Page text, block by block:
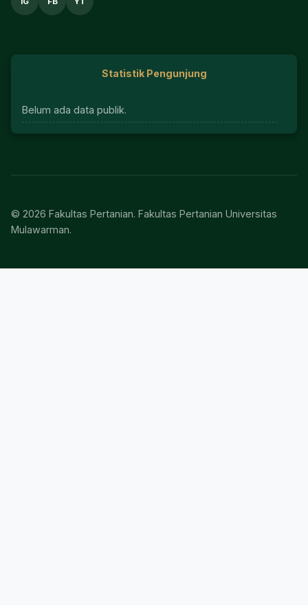
Statistik Pengunjung
Belum ada data publik.
© 2026 Fakultas Pertanian. Fakultas Pertanian Universitas
Mulawarman.